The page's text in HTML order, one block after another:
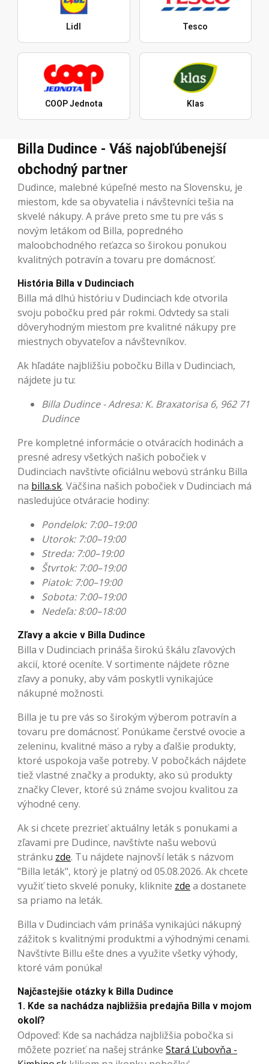
Lidl Tesco
COOP Jednota Klas
Billa Dudince - Váš najobľúbenejší
obchodný partner
Dudince, malebné kúpeľné mesto na Slovensku, je
miestom, kde sa obyvatelia i návštevníci tešia na
skvelé nákupy. A práve preto sme tu pre vás s
novým letákom od Billa, popredného
maloobchodného reťazca so širokou ponukou
kvalitných potravín a tovaru pre domácnosť.
História Billa v Dudinciach
Billa má dlhú históriu v Dudinciach kde otvorila
svoju pobočku pred pár rokmi. Odvtedy sa stali
dôveryhodným miestom pre kvalitné nákupy pre
miestnych obyvateľov a návštevníkov.
Ak hľadáte najbližšiu pobočku Billa v Dudinciach,
nájdete ju tu:
Billa Dudince - Adresa: K. Braxatorisa 6, 962 71
Dudince
Pre kompletné informácie o otváracích hodinách a
presné adresy všetkých našich pobočiek v
Dudinciach navštívte oficiálnu webovú stránku Billa
na billa.sk. Väčšina našich pobočiek v Dudinciach má
nasledujúce otváracie hodiny:
Pondelok: 7:00–19:00
Utorok: 7:00–19:00
Streda: 7:00–19:00
Štvrtok: 7:00–19:00
Piatok: 7:00–19:00
Sobota: 7:00–19:00
Nedeľa: 8:00–18:00
Zľavy a akcie v Billa Dudince
Billa v Dudinciach prináša širokú škálu zľavových
akcií, ktoré oceníte. V sortimente nájdete rôzne
zľavy a ponuky, aby vám poskytli vynikajúce
nákupné možnosti.
Billa je tu pre vás so širokým výberom potravín a
tovaru pre domácnosť. Ponúkame čerstvé ovocie a
zeleninu, kvalitné mäso a ryby a ďalšie produkty,
ktoré uspokoja vaše potreby. V pobočkách nájdete
tiež vlastné značky a produkty, ako sú produkty
značky Clever, ktoré sú známe svojou kvalitou za
výhodné ceny.
Ak si chcete prezrieť aktuálny leták s ponukami a
zľavami pre Dudince, navštívte našu webovú
stránku zde. Tu nájdete najnovší leták s názvom
"Billa leták", ktorý je platný od 05.08.2026. Ak chcete
využiť tieto skvelé ponuky, kliknite zde a dostanete
sa priamo na leták.
Billa v Dudinciach vám prináša vynikajúci nákupný
zážitok s kvalitnými produktmi a výhodnými cenami.
Navštívte Billu ešte dnes a využite všetky výhody,
ktoré vám ponúka!
Najčastejšie otázky k Billa Dudince
1. Kde sa nachádza najbližšia predajňa Billa v mojom
okolí?
Odpoveď: Kde sa nachádza najbližšia pobočka si
môžete pozrieť na našej stránke Stará Ľubovňa -